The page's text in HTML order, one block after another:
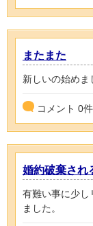
またまた
新しいの始めま
コメント 0件
婚約破棄され
有難い事に少し
ました。